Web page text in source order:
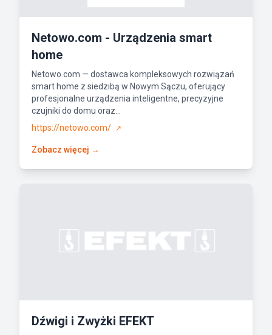
Netowo.com - Urządzenia smart
home
Netowo.com — dostawca kompleksowych rozwiązań
smart home z siedzibą w Nowym Sączu, oferujący
profesjonalne urządzenia inteligentne, precyzyjne
czujniki do domu oraz...
https://netowo.com/
↗
Zobacz więcej →
Dźwigi i Zwyżki EFEKT